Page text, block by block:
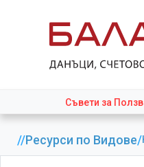
Съвети за
//Ресурси по Видове/